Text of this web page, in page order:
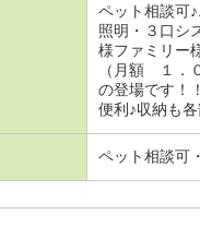
ペット相談可
照明・３口シ
様ファミリー
（月額 １．
の登場です！
便利♪収納も
ペット相談可